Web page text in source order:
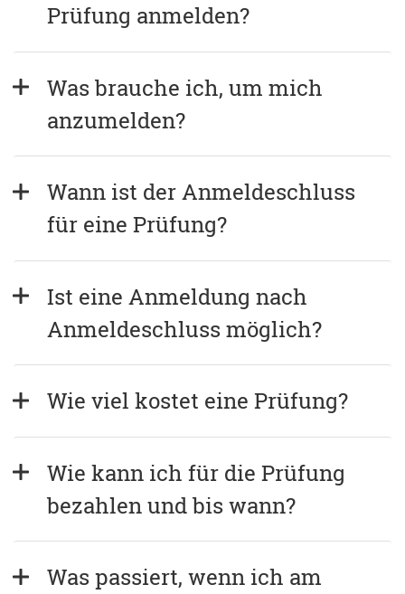
Prüfung anmelden?
Was brauche ich, um mich
anzumelden?
Wann ist der Anmeldeschluss
für eine Prüfung?
Ist eine Anmeldung nach
Anmeldeschluss möglich?
Wie viel kostet eine Prüfung?
Wie kann ich für die Prüfung
bezahlen und bis wann?
Was passiert, wenn ich am